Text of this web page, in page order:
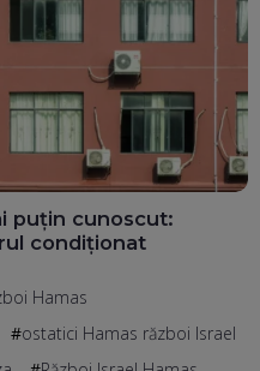
puțin cunoscut:
condiționat
Hamas
ostatici Hamas război Israel